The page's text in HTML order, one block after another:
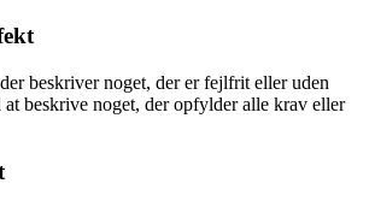
beskriver noget, der er fejlfrit eller uden
beskrive noget, der opfylder alle krav eller